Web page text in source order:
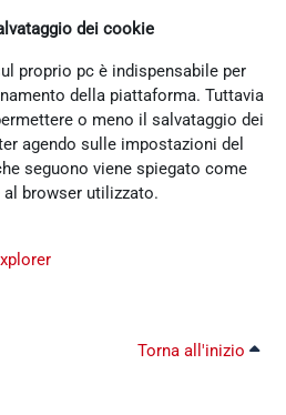
dei cookie
proprio pc è indispensabile per
della piattaforma. Tuttavia
o meno il salvataggio dei
agendo sulle impostazioni del
seguono viene spiegato come
browser utilizzato.
Torna all'inizio